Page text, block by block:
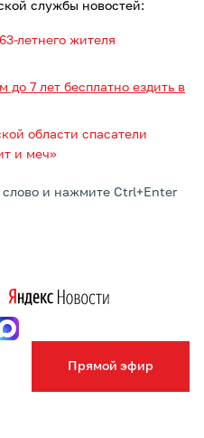
Прямой эфир
службы новостей:
летнего жителя
7 лет бесплатно ездить в
области спасатели
и меч»
слово и нажмите Ctrl+Enter